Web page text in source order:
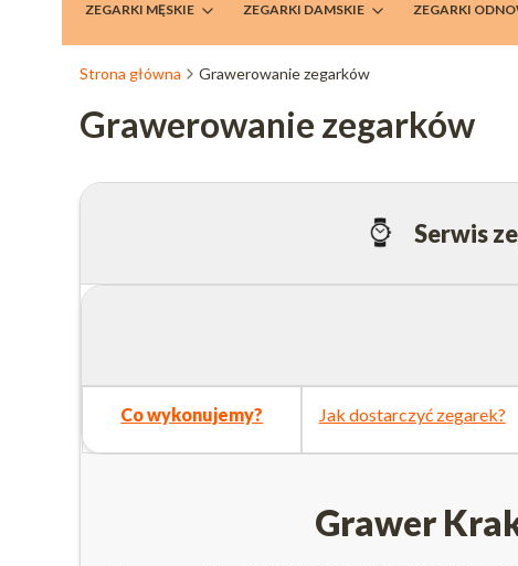
ZEGARKI MĘSKIE ZEGARKI DAMSKIE ZEGARKI
Strona główna Grawerowanie zegarków
Grawerowanie zegarków
Serwis
Co wykonujemy? Jak dostarczyć zegarek?
Grawer